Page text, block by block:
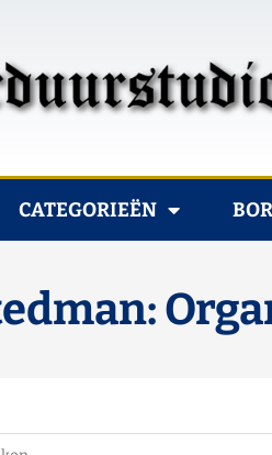
CATEGORIEËN